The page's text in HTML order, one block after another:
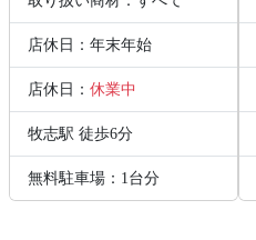
店休日：年末年始
店休日： 休業中
牧志駅 徒歩6分
無料駐車場：1台分